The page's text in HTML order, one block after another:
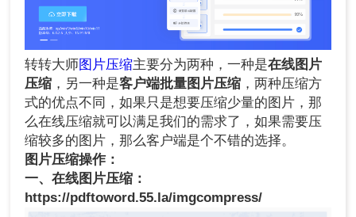
转转大师图片压缩主要分为两种，一种是在线图片
压缩 ，另一种是客户端批量图片压缩 ，两种压缩方
式的优点不同，如果只是想要压缩少量的图片，那
么在线压缩就可以满足我们的需求了，如果需要压
缩较多的图片，那么客户端是个不错的选择。
图片压缩操作：
一、在线图片压缩：
https://pdftoword.55.la/imgcompress/